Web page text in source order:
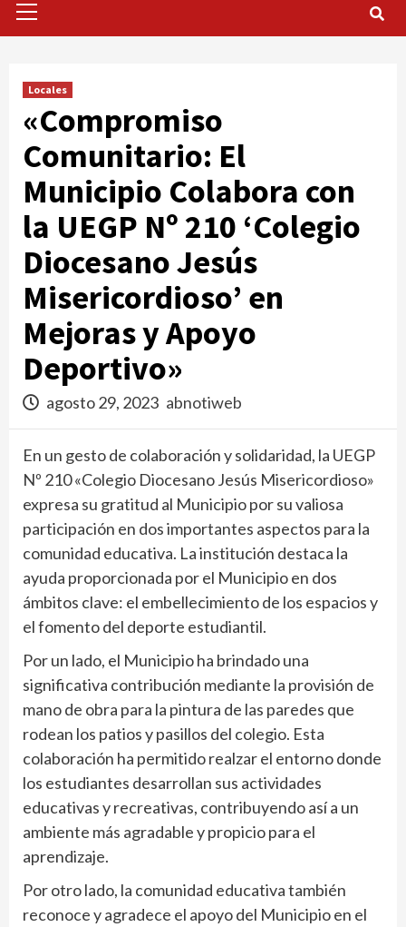
Menu
Locales
«Compromiso
Comunitario: El
Municipio Colabora con
la UEGP Nº 210 ‘Colegio
Diocesano Jesús
Misericordioso’ en
Mejoras y Apoyo
Deportivo»
agosto 29, 2023 abnotiweb
En un gesto de colaboración y solidaridad, la UEGP
Nº 210 «Colegio Diocesano Jesús Misericordioso»
expresa su gratitud al Municipio por su valiosa
participación en dos importantes aspectos para la
comunidad educativa. La institución destaca la
ayuda proporcionada por el Municipio en dos
ámbitos clave: el embellecimiento de los espacios y
el fomento del deporte estudiantil.
Por un lado, el Municipio ha brindado una
significativa contribución mediante la provisión de
mano de obra para la pintura de las paredes que
rodean los patios y pasillos del colegio. Esta
colaboración ha permitido realzar el entorno donde
los estudiantes desarrollan sus actividades
educativas y recreativas, contribuyendo así a un
ambiente más agradable y propicio para el
aprendizaje.
Por otro lado, la comunidad educativa también
reconoce y agradece el apoyo del Municipio en el